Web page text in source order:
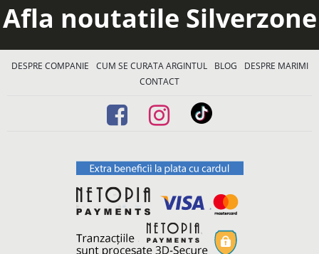
Afla noutatile Silverzone
DESPRE COMPANIE CUM SE CURATA ARGINTUL BLOG
DESPRE MARIMI
CONTACT